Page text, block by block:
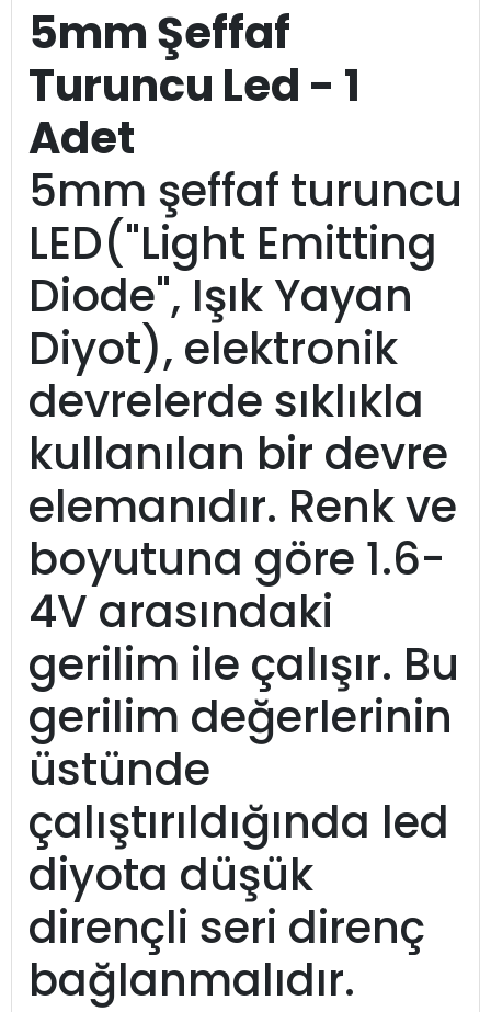
5mm Şeffaf
Turuncu Led - 1
Adet
5mm şeffaf turuncu
LED("Light Emitting
Diode", Işık Yayan
Diyot), elektronik
devrelerde sıklıkla
kullanılan bir devre
elemanıdır. Renk ve
boyutuna göre 1.6-
4V arasındaki
gerilim ile çalışır. Bu
gerilim değerlerinin
üstünde
çalıştırıldığında led
diyota düşük
dirençli seri direnç
bağlanmalıdır.